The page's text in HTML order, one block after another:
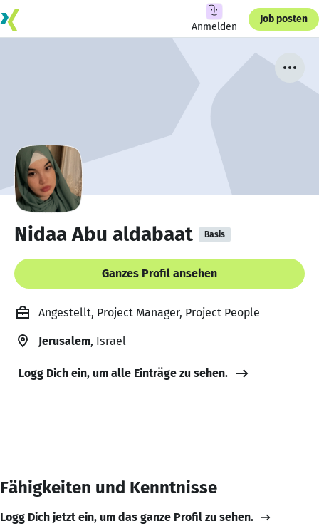
Anmelden
Job posten
Nidaa Abu aldabaat Basis
Ganzes Profil ansehen
Angestellt, Project Manager, Project People
Jerusalem, Israel
Logg Dich ein, um alle Einträge zu sehen.
Fähigkeiten und Kenntnisse
Logg Dich jetzt ein, um das ganze Profil zu sehen.